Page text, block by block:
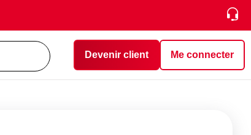
Devenir client Me connecter